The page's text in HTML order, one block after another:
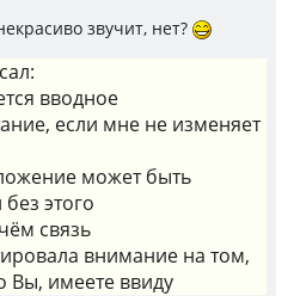
звучит, нет?
вводное
если мне не изменяет
может быть
этого
связь
внимание на том,
Вы, имеете ввиду